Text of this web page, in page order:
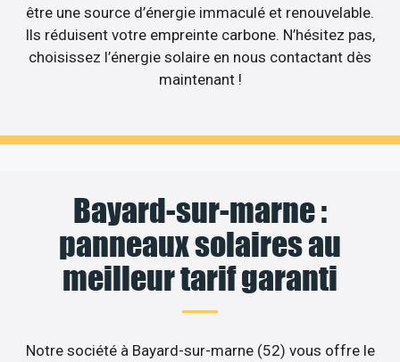
être une source d’énergie immaculé et renouvelable.
Ils réduisent votre empreinte carbone. N’hésitez pas,
choisissez l’énergie solaire en nous contactant dès
maintenant !
Bayard-sur-marne :
panneaux solaires au
meilleur tarif garanti
Notre société à Bayard-sur-marne (52) vous offre le